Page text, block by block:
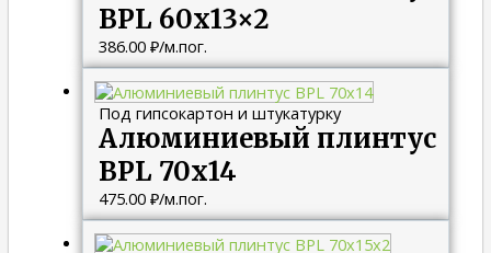
BPL 60х13×2
386.00 ₽/м.пог.
Под гипсокартон и штукатурку
Алюминиевый плинтус
BPL 70х14
475.00 ₽/м.пог.